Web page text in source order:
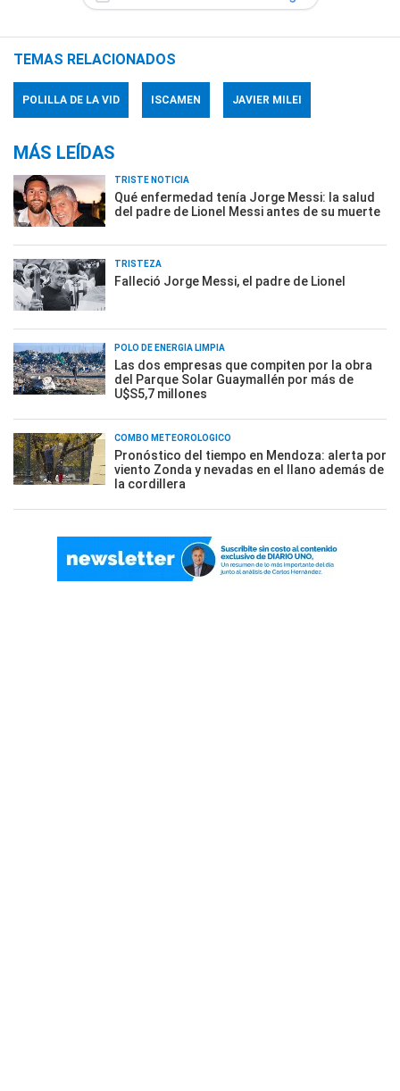
TEMAS RELACIONADOS
POLILLA DE LA VID ISCAMEN JAVIER MILEI
MÁS LEÍDAS
TRISTE NOTICIA
Qué enfermedad tenía Jorge Messi: la salud
del padre de Lionel Messi antes de su muerte
TRISTEZA
Falleció Jorge Messi, el padre de Lionel
POLO DE ENERGÍA LIMPIA
Las dos empresas que compiten por la obra
del Parque Solar Guaymallén por más de
U$S5,7 millones
COMBO METEOROLÓGICO
Pronóstico del tiempo en Mendoza: alerta por
viento Zonda y nevadas en el llano además de
la cordillera